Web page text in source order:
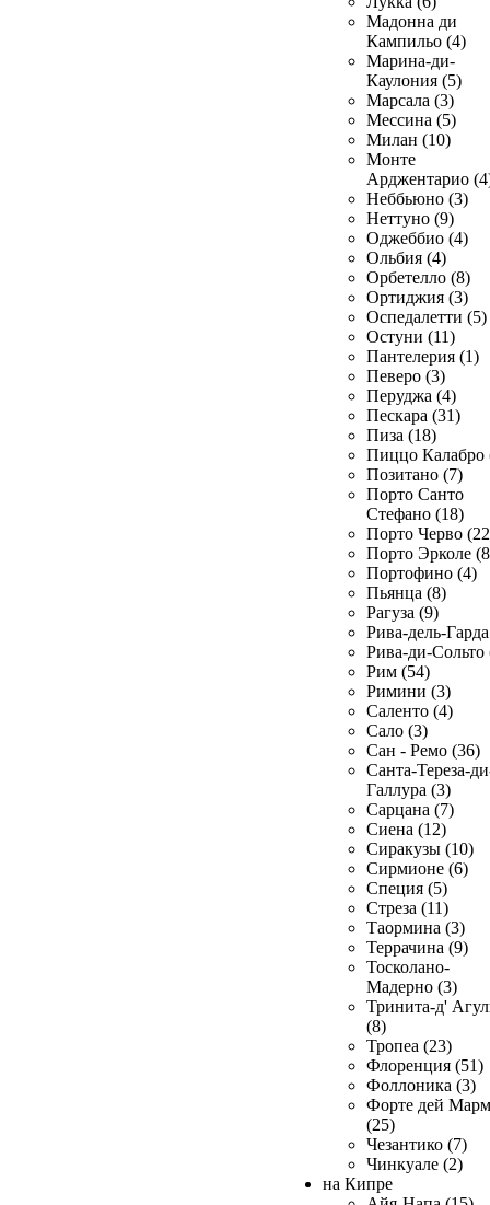
Мадонна ди
Кампильо (4)
Марина-ди-
Каулония (5)
Марсала (3)
Мессина (5)
Милан (10)
Монте
Арджентарио
Неббьюно (3)
Неттуно (9)
Оджеббио (4)
Ольбия (4)
Орбетелло (8)
Ортиджия (3)
Оспедалетти (5)
Остуни (11)
Пантелерия (1)
Певеро (3)
Перуджа (4)
Пескара (31)
Пиза (18)
Пиццо Калабро
Позитано (7)
Порто Санто
Стефано (18)
Порто Черво
Порто Эрколе
Портофино (4)
Пьянца (8)
Рагуза (9)
Рива-дель-
Рива-ди-Сольто
Рим (54)
Римини (3)
Саленто (4)
Сало (3)
Сан - Ремо (36)
Санта-Тереза-
Галлура (3)
Сарцана (7)
Сиена (12)
Сиракузы (10)
Сирмионе (6)
Специя (5)
Стреза (11)
Таормина (3)
Террачина (9)
Тосколано-
Мадерно (3)
Тринита-д'
(8)
Тропеа (23)
Флоренция (51)
Фоллоника (3)
Форте дей
(25)
Чезантико (7)
Чинкуале (2)
на Кипре